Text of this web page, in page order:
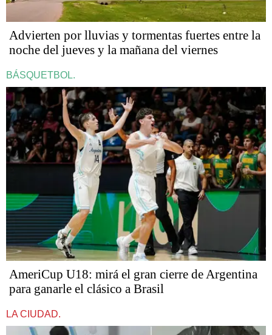
Advierten por lluvias y tormentas fuertes entre la
noche del jueves y la mañana del viernes
BÁSQUETBOL.
AmeriCup U18: mirá el gran cierre de Argentina
para ganarle el clásico a Brasil
LA CIUDAD.